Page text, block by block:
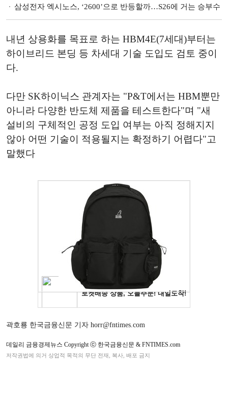
삼성전자 엑시노스, ‘2600’으로 반등할까…S26에 거는 승부수
내년 상용화를 목표로 하는 HBM4E(7세대)부터는
하이브리드 본딩 등 차세대 기술 도입도 검토 중이
다.
다만 SK하이닉스 관계자는 "P&T에서는 HBM뿐만
아니라 다양한 반도체 제품을 테스트한다"며 "새
설비의 구체적인 공정 도입 여부는 아직 정해지지
않아 어떤 기술이 적용될지는 확정하기 어렵다"고
말했다
곽호룡 한국금융신문 기자 horr@fntimes.com
데일리 금융경제뉴스 Copyright ⓒ 한국금융신문 & FNTIMES.com
저작권법에 의거 상업적 목적의 무단 전재, 복사, 배포 금지